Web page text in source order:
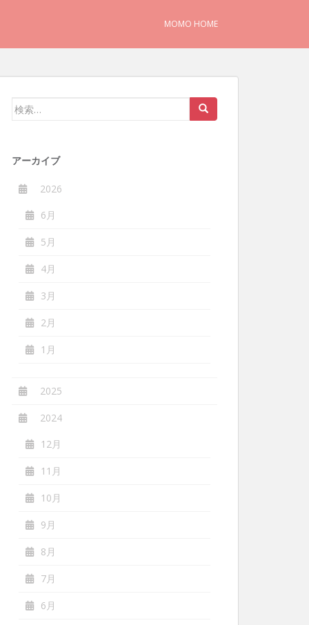
MOMO HOME
検
アーカイブ
2026
6月
5月
4月
3月
2月
1月
2025
2024
12月
11月
10月
9月
8月
7月
6月